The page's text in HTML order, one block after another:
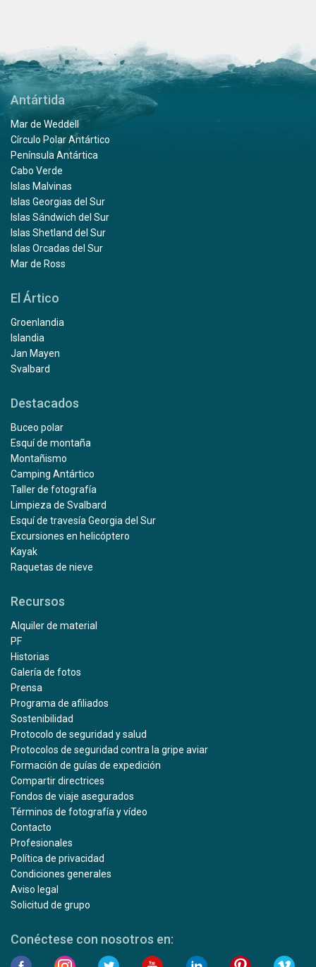
Antártida
Mar de Weddell
Círculo Polar Antártico
Península Antártica
Cabo Verde
Islas Malvinas
Islas Georgias del Sur
Islas Sándwich del Sur
Islas Shetland del Sur
Islas Orcadas del Sur
Mar de Ross
El Ártico
Groenlandia
Islandia
Jan Mayen
Svalbard
Destacados
Buceo polar
Esquí de montaña
Montañismo
Camping Antártico
Taller de fotografía
Limpieza de Svalbard
Esquí de travesía Georgia del Sur
Excursiones en helicóptero
Kayak
Raquetas de nieve
Recursos
Alquiler de material
PF
Historias
Galería de fotos
Prensa
Programa de afiliados
Sostenibilidad
Protocolo de seguridad y salud
Protocolos de seguridad contra la gripe aviar
Formación de guías de expedición
Compartir directrices
Fondos de viaje asegurados
Términos de fotografía y vídeo
Contacto
Profesionales
Política de privacidad
Condiciones generales
Aviso legal
Solicitud de grupo
Conéctese con nosotros en: